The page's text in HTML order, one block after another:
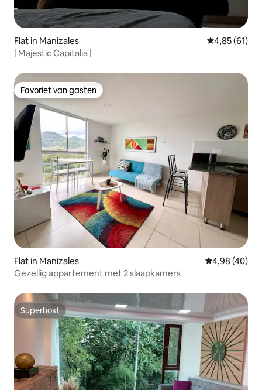
Flat in Manizales Gemiddelde
4,85 (61)
| Majestic Capitalia |
Favoriet van gasten
Favoriet van gasten
Flat in Manizales Gemiddelde
4,98 (40)
Gezellig appartement met 2 slaapkamers
Superhost
Superhost